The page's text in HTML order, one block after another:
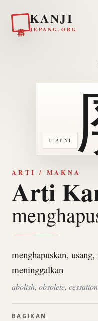
KANJI
JEPANG.ORG
JLPT N1
ARTI / MAKNA
Arti
menghapuskan,
meninggalkan
abolish, obsolete,
BAGIKAN